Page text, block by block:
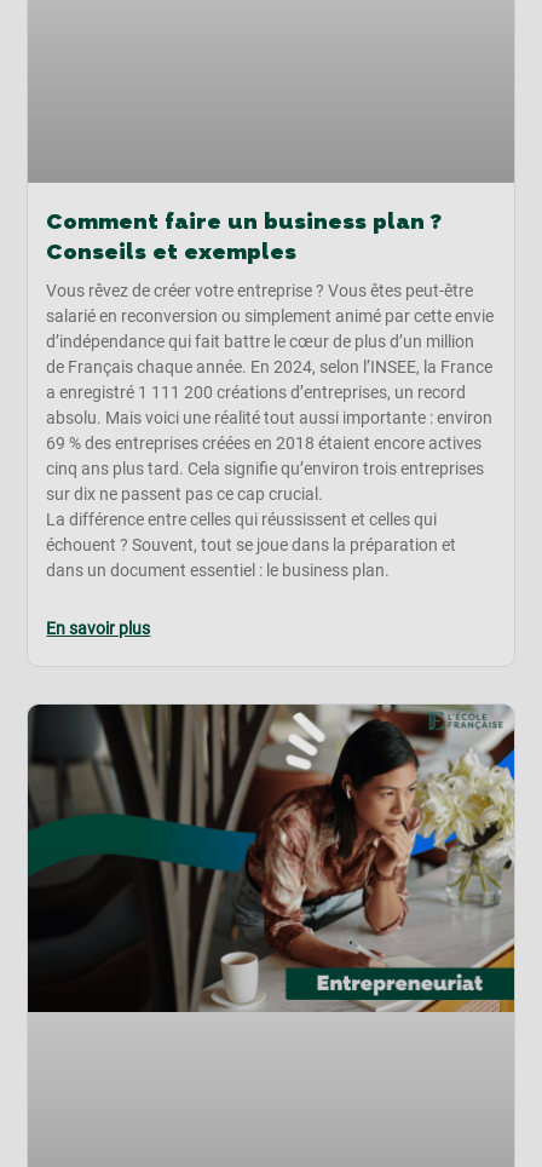
Comment faire un business plan ?
Conseils et exemples
Vous rêvez de créer votre entreprise ? Vous êtes peut-être
salarié en reconversion ou simplement animé par cette envie
d’indépendance qui fait battre le cœur de plus d’un million
de Français chaque année. En 2024, selon l’INSEE, la France
a enregistré 1 111 200 créations d’entreprises, un record
absolu. Mais voici une réalité tout aussi importante : environ
69 % des entreprises créées en 2018 étaient encore actives
cinq ans plus tard. Cela signifie qu’environ trois entreprises
sur dix ne passent pas ce cap crucial.
La différence entre celles qui réussissent et celles qui
échouent ? Souvent, tout se joue dans la préparation et
dans un document essentiel : le business plan.
En savoir plus